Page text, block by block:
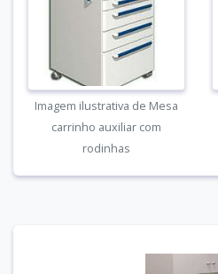
Imagem ilustrativa de Mesa
carrinho auxiliar com
rodinhas